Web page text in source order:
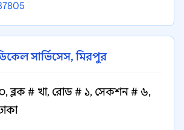
সার্ভিসেস, মিরপুর
ব্লক # খা, রোড # ১, সেকশন # ৬,